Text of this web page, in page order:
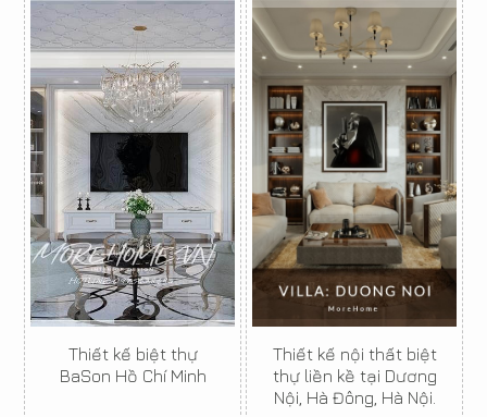
Thiết kế biệt thự
BaSon Hồ Chí Minh
Thiết kế nội thất biệt
thự liền kề tại Dương
Nội, Hà Đông, Hà Nội.